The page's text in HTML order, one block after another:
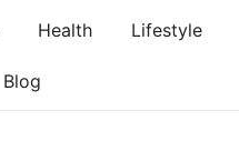
Health Lifestyle
Blog